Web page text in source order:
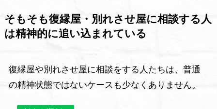
そもそも復縁屋・別れさせ屋に相談する人
は精神的に追い込まれている
復縁屋や別れさせ屋に相談をする人たちは、普通
の精神状態ではないケースも少なくありません。